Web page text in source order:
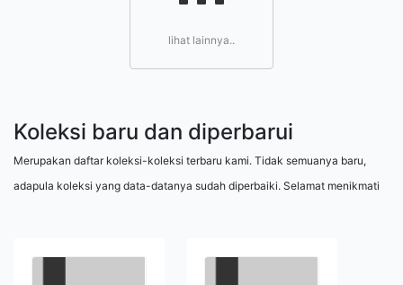
lihat lainnya..
Koleksi baru dan diperbarui
Merupakan daftar koleksi-koleksi terbaru kami. Tidak semuanya baru,
adapula koleksi yang data-datanya sudah diperbaiki. Selamat menikmati